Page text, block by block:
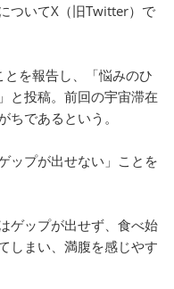
ついてX（旧Twitter）で
を報告し、「悩みのひ
と投稿。前回の宇宙滞在
であるという。
ップが出せない」ことを
ゲップが出せず、食べ始
しまい、満腹を感じやす